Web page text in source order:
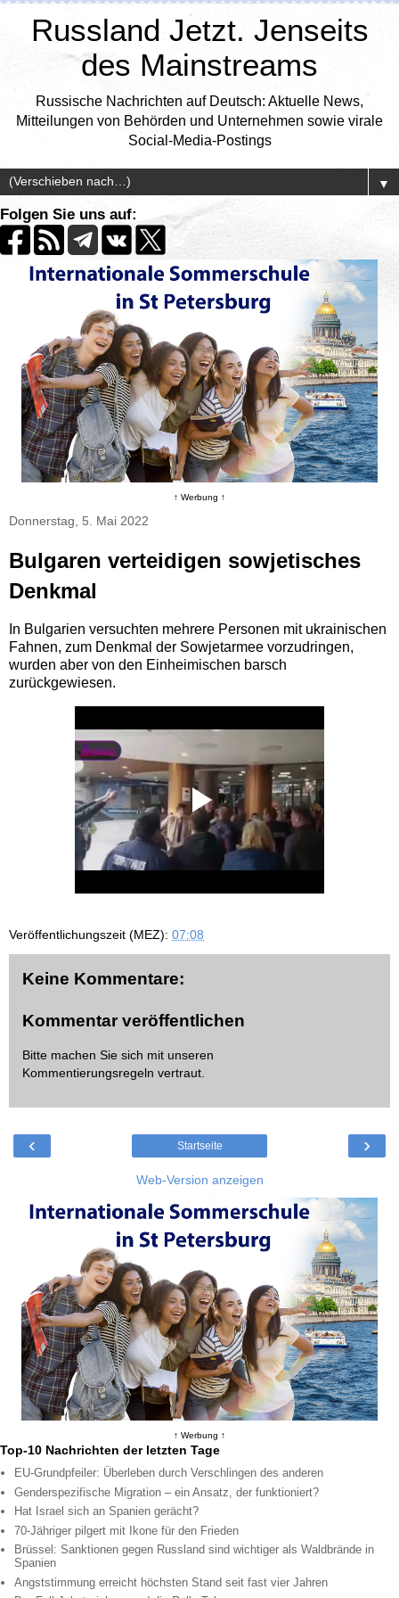
Russland Jetzt. Jenseits
des Mainstreams
Russische Nachrichten auf Deutsch: Aktuelle News,
Mitteilungen von Behörden und Unternehmen sowie virale
Social-Media-Postings
▼
Folgen Sie uns auf:
↑ Werbung ↑
Donnerstag, 5. Mai 2022
Bulgaren verteidigen sowjetisches
Denkmal
In Bulgarien versuchten mehrere Personen mit ukrainischen
Fahnen, zum Denkmal der Sowjetarmee vorzudringen,
wurden aber von den Einheimischen barsch
zurückgewiesen.
Veröffentlichungszeit (MEZ): 07:08
Keine Kommentare:
Kommentar veröffentlichen
Bitte machen Sie sich mit unseren
Kommentierungsregeln vertraut.
‹ ›
Startseite
Web-Version anzeigen
↑ Werbung ↑
Top-10 Nachrichten der letzten Tage
EU-Grundpfeiler: Überleben durch Verschlingen des anderen
Genderspezifische Migration – ein Ansatz, der funktioniert?
Hat Israel sich an Spanien gerächt?
70-Jähriger pilgert mit Ikone für den Frieden
Brüssel: Sanktionen gegen Russland sind wichtiger als Waldbrände in
Spanien
Angststimmung erreicht höchsten Stand seit fast vier Jahren